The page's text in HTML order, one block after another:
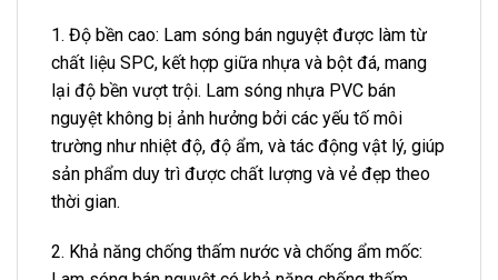
1. Độ bền cao: Lam sóng bán nguyệt được làm từ
chất liệu SPC, kết hợp giữa nhựa và bột đá, mang
lại độ bền vượt trội. Lam sóng nhựa PVC bán
nguyệt không bị ảnh hưởng bởi các yếu tố môi
trường như nhiệt độ, độ ẩm, và tác động vật lý, giúp
sản phẩm duy trì được chất lượng và vẻ đẹp theo
thời gian.
2. Khả năng chống thấm nước và chống ẩm mốc: